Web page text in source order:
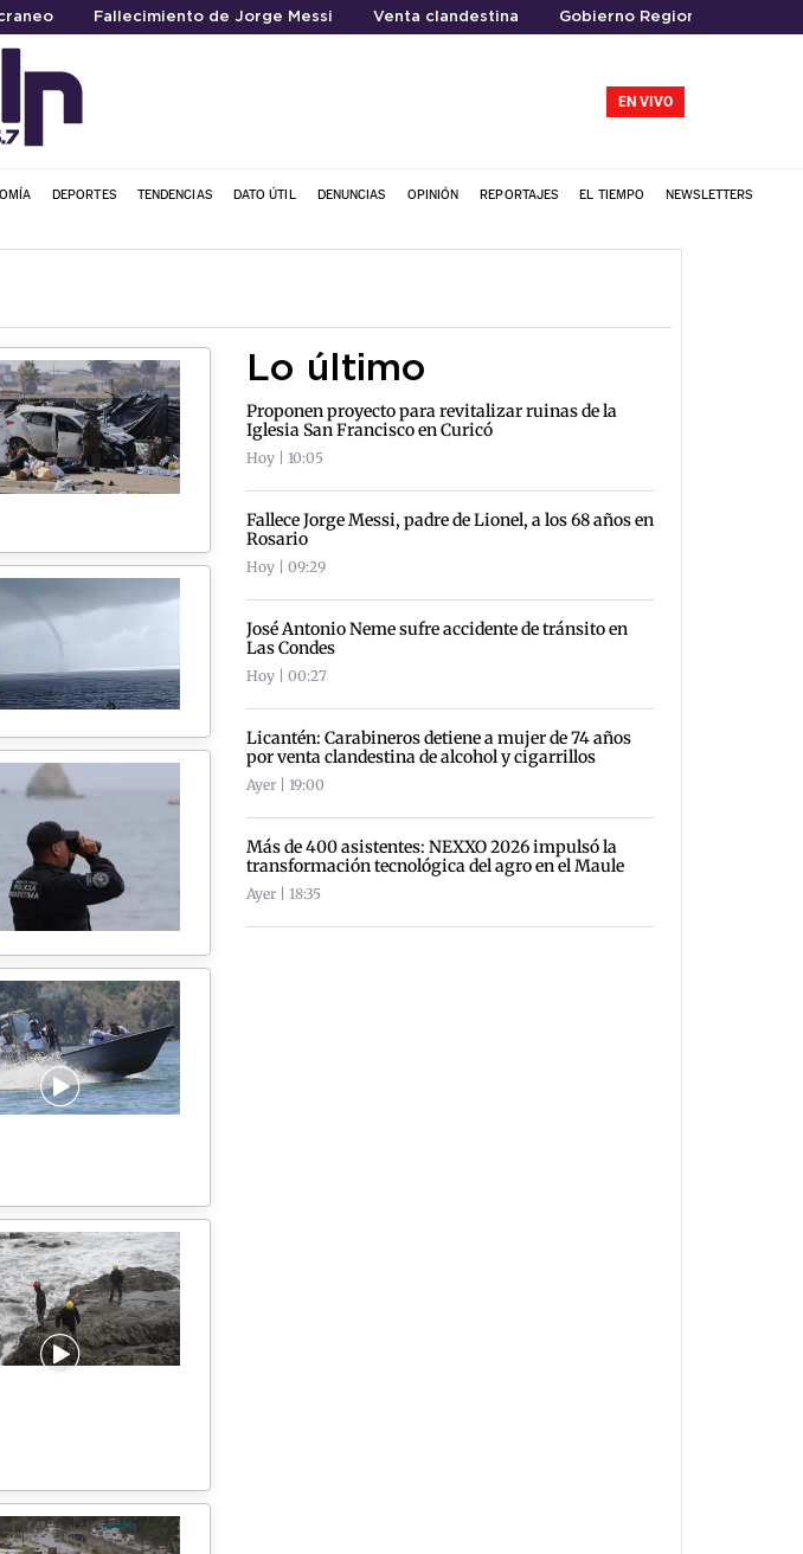
Fallecimiento de Jorge Messi Venta clandestina Gobierno Regional del Maule
EN VIVO
DEPORTES TENDENCIAS DATO ÚTIL DENUNCIAS OPINIÓN REPORTAJES EL TIEMPO NEWSLETTERS
Lo último
Proponen proyecto para revitalizar ruinas de la
Iglesia San Francisco en Curicó
Hoy | 10:05
Fallece Jorge Messi, padre de Lionel, a los 68 años en
Rosario
Hoy | 09:29
José Antonio Neme sufre accidente de tránsito en
Las Condes
Hoy | 00:27
Licantén: Carabineros detiene a mujer de 74 años
por venta clandestina de alcohol y cigarrillos
Ayer | 19:00
Más de 400 asistentes: NEXXO 2026 impulsó la
transformación tecnológica del agro en el Maule
Ayer | 18:35